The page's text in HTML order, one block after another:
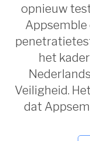
opnieuw
Appsemble
het
Veiligheid.
dat